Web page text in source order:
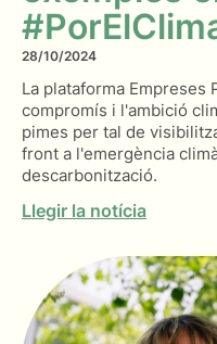
28/10/2024
La plataforma Empreses
compromís i l'ambició
pimes per tal de
front a l'emergència
descarbonització.
Llegir la notícia